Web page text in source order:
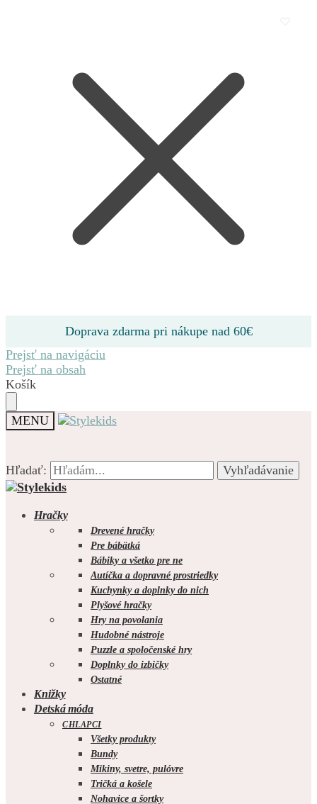
Prejsť na navigáciu
Prejsť na obsah
Košík
MENU
Hľadať: Vyhľadávanie
0.00
Hľadať: Vyhľadávanie
Hračky
Drevené hračky
Pre bábätká
Bábiky a všetko pre ne
Autíčka a dopravné prostriedky
Kuchynky a doplnky do nich
Plyšové hračky
Hry na povolania
Hudobné nástroje
Puzzle a spoločenské hry
Doplnky do izbičky
Ostatné
Knižky
Detská móda
CHLAPCI
Všetky produkty
Bundy
Mikiny, svetre, pulóvre
Tričká a košele
Nohavice a šortky
Doprava zdarma pri nákupe nad 60€